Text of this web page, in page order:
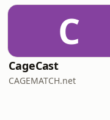
C
CageCast
CAGEMATCH.net